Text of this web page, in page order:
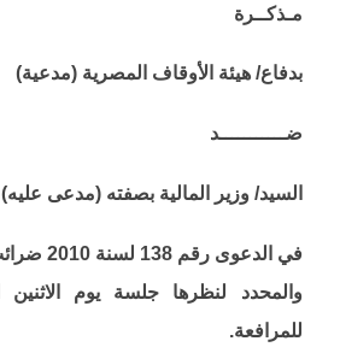
مـذكــرة
بدفاع/ هيئة الأوقاف المصرية (مدعية)
ضـــــــــــد
السيد/ وزير المالية بصفته (مدعى عليه)
في الدعوى رقم 138 لسنة 2010 ضرائب كلي الجيزة
للمرافعة.